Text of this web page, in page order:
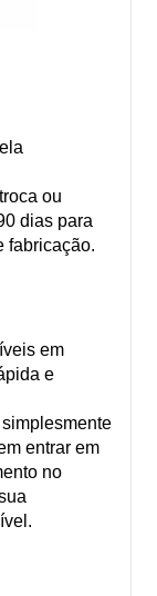
ou
dias para
fabricação.
em
e
entrar em
no